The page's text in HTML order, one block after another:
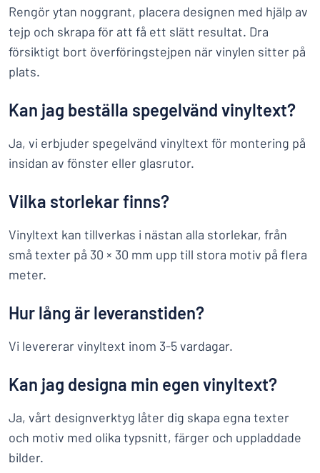
Rengör ytan noggrant, placera designen med hjälp av
tejp och skrapa för att få ett slätt resultat. Dra
försiktigt bort överföringstejpen när vinylen sitter på
plats.
Kan jag beställa spegelvänd vinyltext?
Ja, vi erbjuder spegelvänd vinyltext för montering på
insidan av fönster eller glasrutor.
Vilka storlekar finns?
Vinyltext kan tillverkas i nästan alla storlekar, från
små texter på 30 × 30 mm upp till stora motiv på flera
meter.
Hur lång är leveranstiden?
Vi levererar vinyltext inom 3-5 vardagar.
Kan jag designa min egen vinyltext?
Ja, vårt designverktyg låter dig skapa egna texter
och motiv med olika typsnitt, färger och uppladdade
bilder.